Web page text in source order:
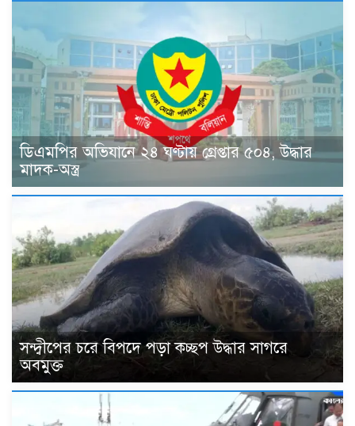
ডিএমপির অভিযানে ২৪ ঘণ্টায় গ্রেপ্তার ৫০৪, উদ্ধার
মাদক-অস্ত্র
সন্দ্বীপের চরে বিপদে পড়া কচ্ছপ উদ্ধার সাগরে
অবমুক্ত